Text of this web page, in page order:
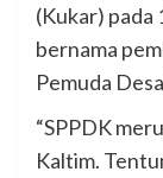
(Kukar) pada
bernama
Pemuda
“SPPDK
Kaltim.